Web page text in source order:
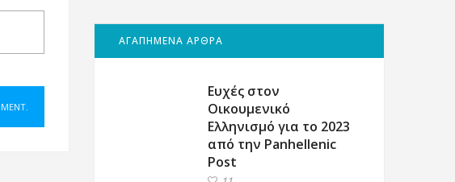
ΑΓΑΠΗΜΕΝΑ ΑΡΘΡΑ
Ευχές στον
Οικουμενικό
Ελληνισμό για το 2023
από την Panhellenic
Post